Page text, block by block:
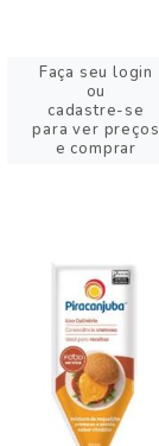
Faça seu login
ou
cadastre-se
para ver preços
e comprar